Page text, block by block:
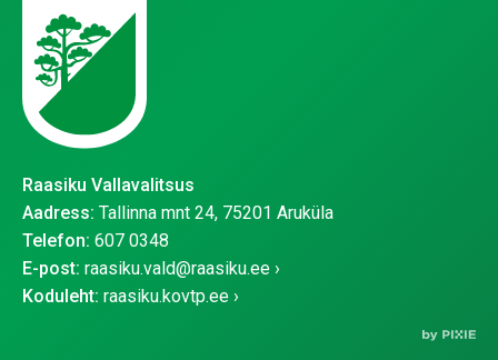
Raasiku Vallavalitsus
Aadress: Tallinna mnt 24, 75201 Aruküla
Telefon: 607 0348
E-post: raasiku.vald@raasiku.ee
Koduleht: raasiku.kovtp.ee